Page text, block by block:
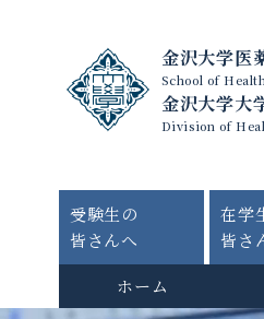
金沢大学医
School of
金沢大学大
Division of
受験生の
皆さんへ
在学
皆さ
ホーム